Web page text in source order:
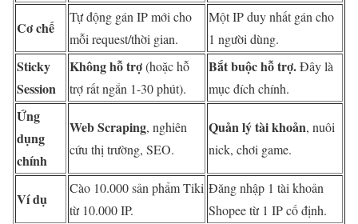
Cơ chế
Tự động gán IP mới cho
mỗi request/thời gian.
Một IP duy nhất gán cho
1 người dùng.
Sticky
Session
Không hỗ trợ(hoặc hỗ
trợ rất ngắn 1-30 phút).
Bắt buộc hỗ trợ.Đây là
mục đích chính.
Ứng
dụng
chính
Web Scraping, nghiên
cứu thị trường, SEO.
Quản lý tài khoản, nuôi
nick, chơi game.
Ví dụ
Cào 10.000 sản phẩm Tiki
từ 10.000 IP.
Đăng nhập 1 tài khoản
Shopee từ 1 IP cố định.